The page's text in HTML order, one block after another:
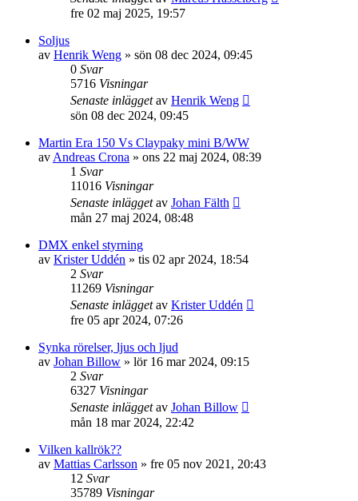
fre 02 maj 2025, 19:57
Soljus
av Henrik Weng » sön 08 dec 2024, 09:45
0 Svar
5716 Visningar
Senaste inläggetav Henrik Weng
sön 08 dec 2024, 09:45
Martin Era 150 Vs Claypaky mini B/WW
avAndreas Crona » ons 22 maj 2024, 08:39
1 Svar
11016 Visningar
Senaste inläggetav Johan Fälth
mån 27 maj 2024, 08:48
DMX enkel styrning
av Krister Uddén » tis 02 apr 2024, 18:54
2 Svar
11269 Visningar
Senaste inläggetav Krister Uddén
fre 05 apr 2024, 07:26
Synka rörelser, ljus och ljud
av Johan Billow » lör 16 mar 2024, 09:15
2 Svar
6327 Visningar
Senaste inläggetav Johan Billow
mån 18 mar 2024, 22:42
Vilken kallrök??
av Mattias Carlsson » fre 05 nov 2021, 20:43
12 Svar
35789 Visningar